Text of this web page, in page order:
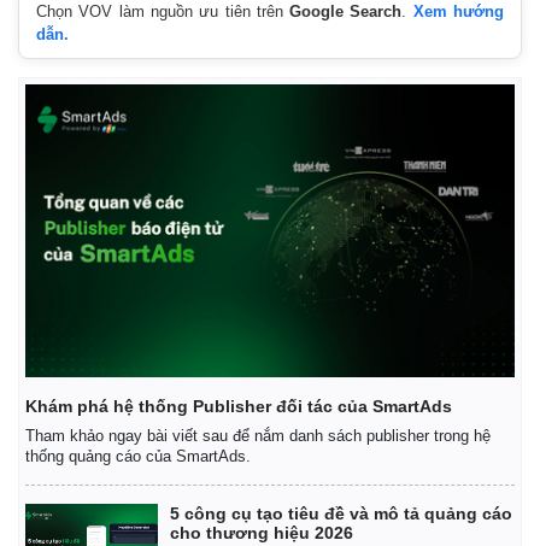
Chọn VOV làm nguồn ưu tiên trênGoogle Search
Xem hướng
dẫn.
Khám phá hệ thống Publisher đối tác của SmartAds
Tham khảo ngay bài viết sau để nắm danh sách publisher trong hệ
thống quảng cáo của SmartAds.
5 công cụ tạo tiêu đề và mô tả quảng cáo
cho thương hiệu 2026